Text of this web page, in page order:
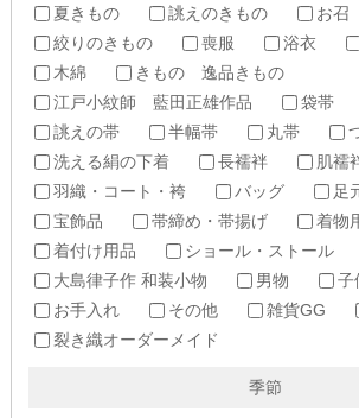
夏きもの
誂えのきもの
お召
絞りのきもの
喪服 浴衣
木綿
きもの 逸品きもの
江戸小紋師 藍田正雄作品
袋帯
誂えの帯
半幅帯 丸帯
洗える絹の下着
長襦袢
肌襦
羽織・コート・袴
バッグ 足
宝飾品
帯締め・帯揚げ
着物
着付け用品
ショール・ストール
大島律子作 和装小物
男物 子
お手入れ
その他 雑貨GG
裂き織オーダーメイド
季節